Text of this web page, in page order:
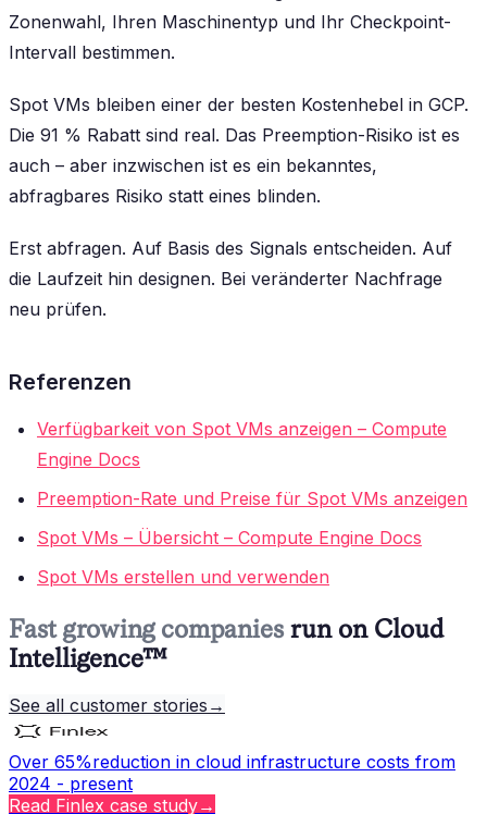
Zonenwahl, Ihren Maschinentyp und Ihr Checkpoint-
Intervall bestimmen.
Spot VMs bleiben einer der besten Kostenhebel in GCP.
Die 91 % Rabatt sind real. Das Preemption-Risiko ist es
auch – aber inzwischen ist es ein bekanntes,
abfragbares Risiko statt eines blinden.
Erst abfragen. Auf Basis des Signals entscheiden. Auf
die Laufzeit hin designen. Bei veränderter Nachfrage
neu prüfen.
Referenzen
Verfügbarkeit von Spot VMs anzeigen – Compute
Engine Docs
Preemption-Rate und Preise für Spot VMs anzeigen
Spot VMs – Übersicht – Compute Engine Docs
Spot VMs erstellen und verwenden
Fast growing companies run on Cloud
Intelligence™
See all customer stories →
Over 65%reduction in cloud infrastructure costs from
2024 - present
Read Finlex case study→